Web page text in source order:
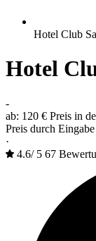
Hotel Club
Hotel
-
ab: 120 € Preis in
Preis durch
·
4.6/ 5 67